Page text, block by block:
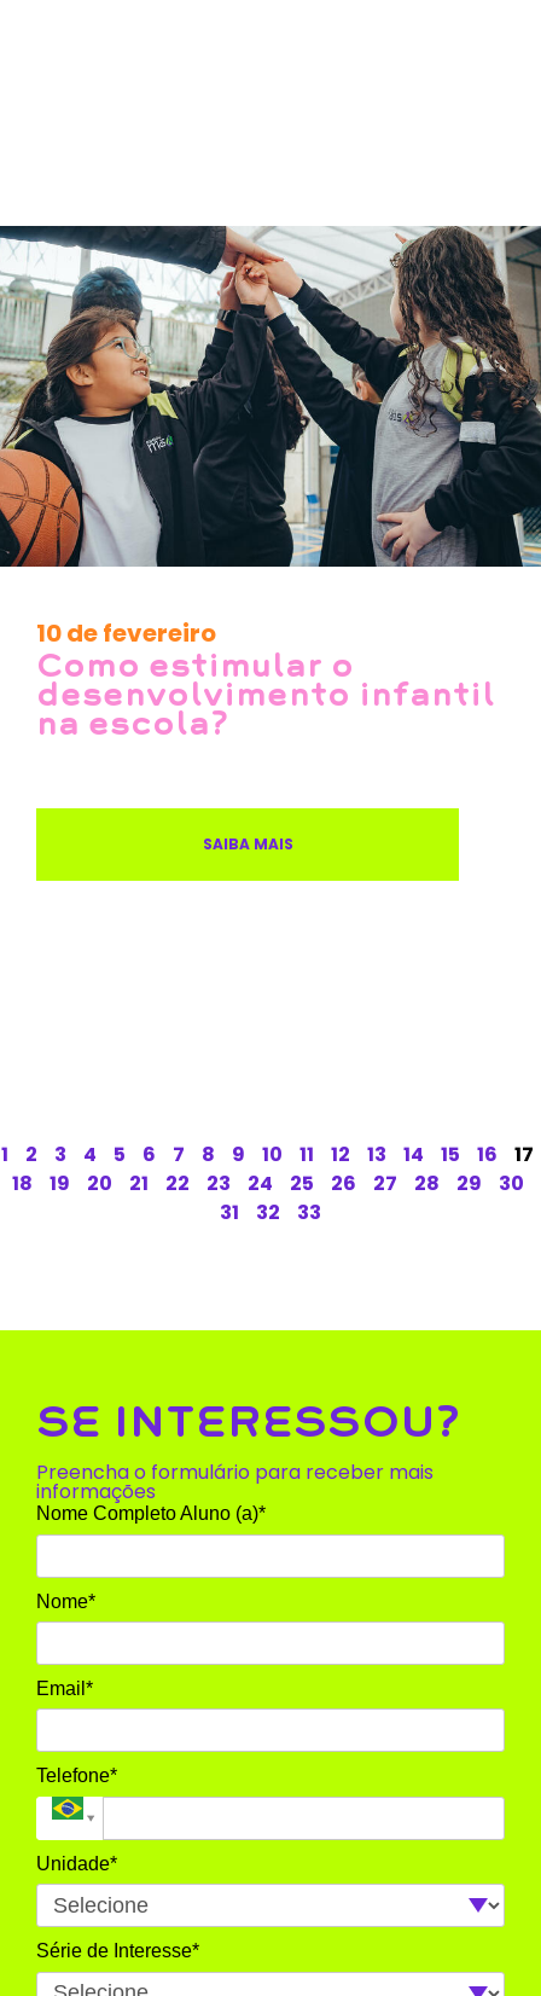
10 de fevereiro
Como estimular o
desenvolvimento infantil
na escola?
SAIBA MAIS
1 2 3 4 5 6 7 8 9 10 11 12 13 14 15 16
17
18
19 20 21 22 23 24 25 26 27 28 29
30
31
32 33
SE INTERESSOU?
Preencha o formulário para receber mais
informações
Nome Completo Aluno (a)*
Nome*
Email*
Telefone*
Unidade*
Série de Interesse*